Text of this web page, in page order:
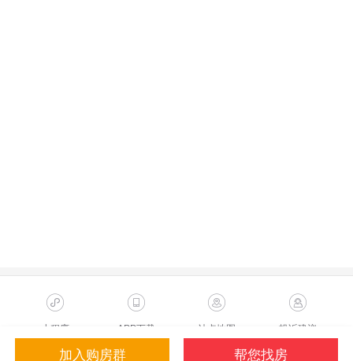
加入购房群 帮您找房
小程序 APP下载 站点地图 投诉建议